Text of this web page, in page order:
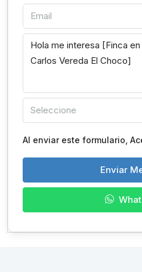
Seleccione
Al enviar este formulario,
Enviar